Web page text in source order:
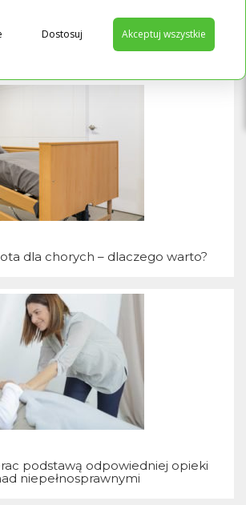
i pneumatyczne materace
– sprawdź, na który się
dla chorych – dlaczego warto?
podstawą odpowiedniej opieki
niepełnosprawnymi
Dostosuj Akceptuj wszystkie